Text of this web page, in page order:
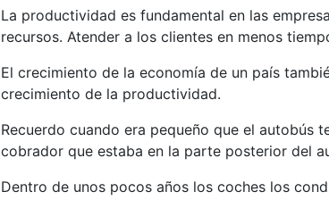
La productividad es fundamental en las
recursos. Atender a los clientes en menos
El crecimiento de la economía de un país
crecimiento de la productividad.
Recuerdo cuando era pequeño que el autobús
cobrador que estaba en la parte posterior del
Dentro de unos pocos años los coches los